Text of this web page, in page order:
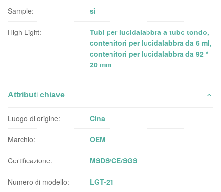
Sample: sì
High Light: Tubi per lucidalabbra a tubo tondo,
contenitori per lucidalabbra da 6 ml,
contenitori per lucidalabbra da 92 *
20 mm
Attributi chiave
Luogo di origine: Cina
Marchio: OEM
Certificazione: MSDS/CE/SGS
Numero di modello: LGT-21